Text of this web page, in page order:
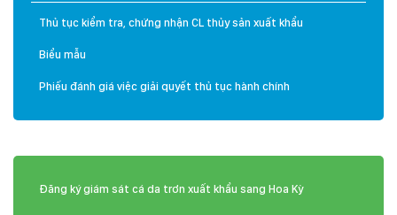
Thủ tục kiểm tra, chứng nhận CL thủy sản xuất khẩu
Biểu mẫu
Phiếu đánh giá việc giải quyết thủ tục hành chính
Đăng ký giám sát cá da trơn xuất khẩu sang Hoa Kỳ